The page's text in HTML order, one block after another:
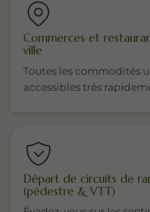
Commerces et
ville
Toutes les commodités
accessibles très
Départ de circuits de
(pédestre & VTT)